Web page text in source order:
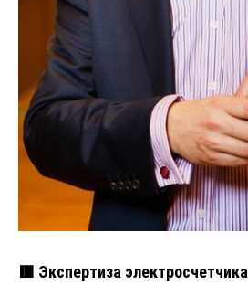
🟥 Экспертиза электросчетчика